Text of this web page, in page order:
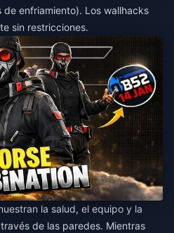
enfriamiento). Los wallhacks
sin restricciones.
la salud, el equipo y la
de las paredes. Mientras